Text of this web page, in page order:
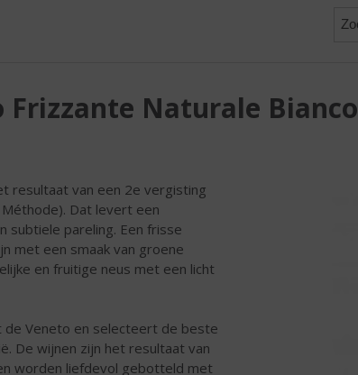
Frizzante Naturale Bianco
resultaat van een 2e vergisting
Dat levert een
subtiele pareling. Een frisse
met een smaak van groene
en fruitige neus met een licht
de Veneto en selecteert de beste
De wijnen zijn het resultaat van
worden liefdevol gebotteld met